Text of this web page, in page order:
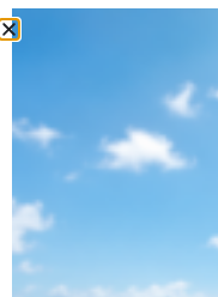
Oft lassen sich mehrere
vergleichbaren
DER
Viele Kunden
Nissan Qashqai e-